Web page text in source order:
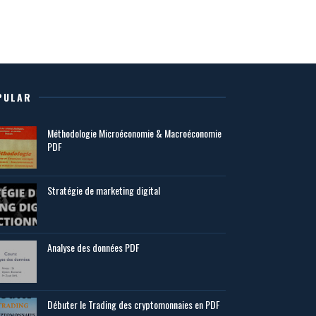
Méthodologie Microéconomie & Macroéconomie
PDF
Stratégie de marketing digital
Analyse des données PDF
Débuter le Trading des cryptomonnaies en PDF